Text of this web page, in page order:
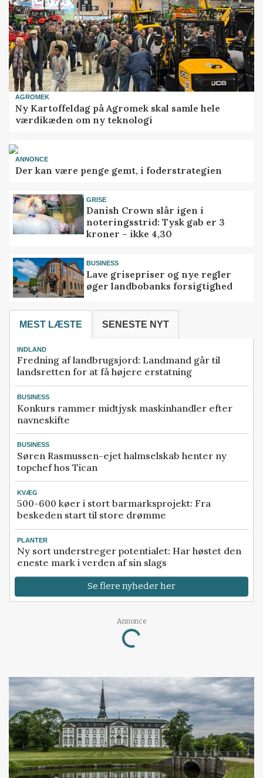
AGROMEK
Ny Kartoffeldag på Agromek skal samle hele
værdikæden om ny teknologi
ANNONCE
Der kan være penge gemt, i foderstrategien
GRISE
Danish Crown slår igen i
noteringsstrid: Tysk gab er 3
kroner – ikke 4,30
BUSINESS
Lave grisepriser og nye regler
øger landbobanks forsigtighed
MEST LÆSTE SENESTE NYT
INDLAND
Fredning af landbrugsjord: Landmand går til
landsretten for at få højere erstatning
BUSINESS
Konkurs rammer midtjysk maskinhandler efter
navneskifte
BUSINESS
Søren Rasmussen-ejet halmselskab henter ny
topchef hos Tican
KVÆG
500-600 køer i stort barmarksprojekt: Fra
beskeden start til store drømme
PLANTER
Ny sort understreger potentialet: Har høstet den
eneste mark i verden af sin slags
Se flere nyheder her
Annonce
Loading...